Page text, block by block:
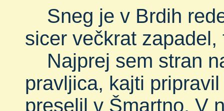
Sneg je v Brdih
sicer večkrat
Najprej sem stran
pravljica, kajti
preselil v Šmartno. V